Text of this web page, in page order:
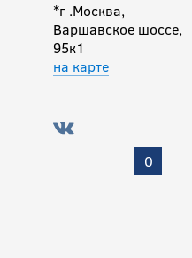
*г .Москва,
Варшавское шоссе,
95к1
на карте
0